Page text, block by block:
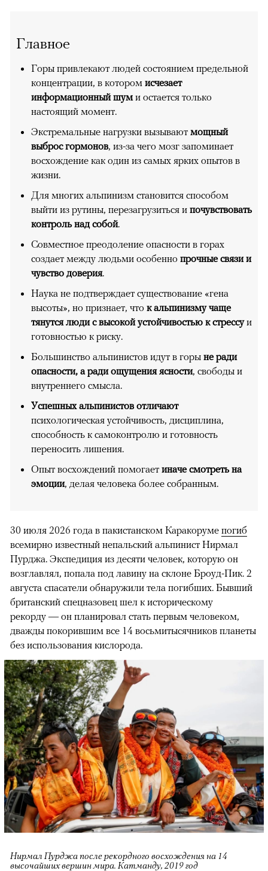
Главное
Горы привлекают людей состоянием предельной
концентрации, в котором исчезает
информационный шуми остается только
настоящий момент.
Экстремальные нагрузки вызывают мощный
выброс гормонов, из-за чего мозг запоминает
восхождение как один из самых ярких опытов в
жизни.
Для многих альпинизм становится способом
выйти из рутины, перезагрузиться и почувствовать
контроль над собой.
Совместное преодоление опасности в горах
создает между людьми особенно прочные связи и
чувство доверия.
Наука не подтверждает существование «гена
высоты», но признает, что к альпинизму чаще
тянутся люди с высокой устойчивостью к стрессуи
готовностью к риску.
Большинство альпинистов идут в горы не ради
опасности, а ради ощущения ясности, свободы и
внутреннего смысла.
Успешных альпинистов отличают
психологическая устойчивость, дисциплина,
способность к самоконтролю и готовность
переносить лишения.
Опыт восхождений помогает иначе смотреть на
эмоции, делая человека более собранным.
30 июля 2026 года в пакистанском Каракоруме погиб
всемирно известный непальский альпинист Нирмал
Пурджа. Экспедиция из десяти человек, которую он
возглавлял, попала под лавину на склоне Броуд-Пик. 2
августа спасатели обнаружили тела погибших. Бывший
британский спецназовец шел к историческому
рекорду — он планировал стать первым человеком,
дважды покорившим все 14 восьмитысячников планеты
без использования кислорода.
Нирмал Пурджа после рекордного восхождения на 14
высочайших вершин мира. Катманду, 2019 год